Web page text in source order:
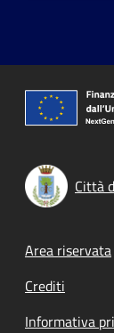
Città
Footer
Area riservata
Crediti
Informativa